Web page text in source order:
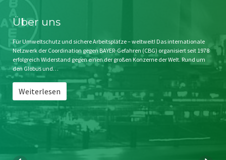
Impressum
Störfälle
Stichwort BAYER
Jahrestagung
SPENDEN
Über uns
Für Umweltschutz und sichere Arbeitsplätze – weltweit! Das internationale
Netzwerk der Coordination gegen BAYER-Gefahren (CBG) organisiert seit 1978
erfolgreich Widerstand gegen einen der großen Konzerne der Welt. Rund um
den Globus und…
Weiterlesen